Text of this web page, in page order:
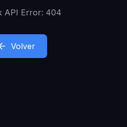
API Error: 404
Volver